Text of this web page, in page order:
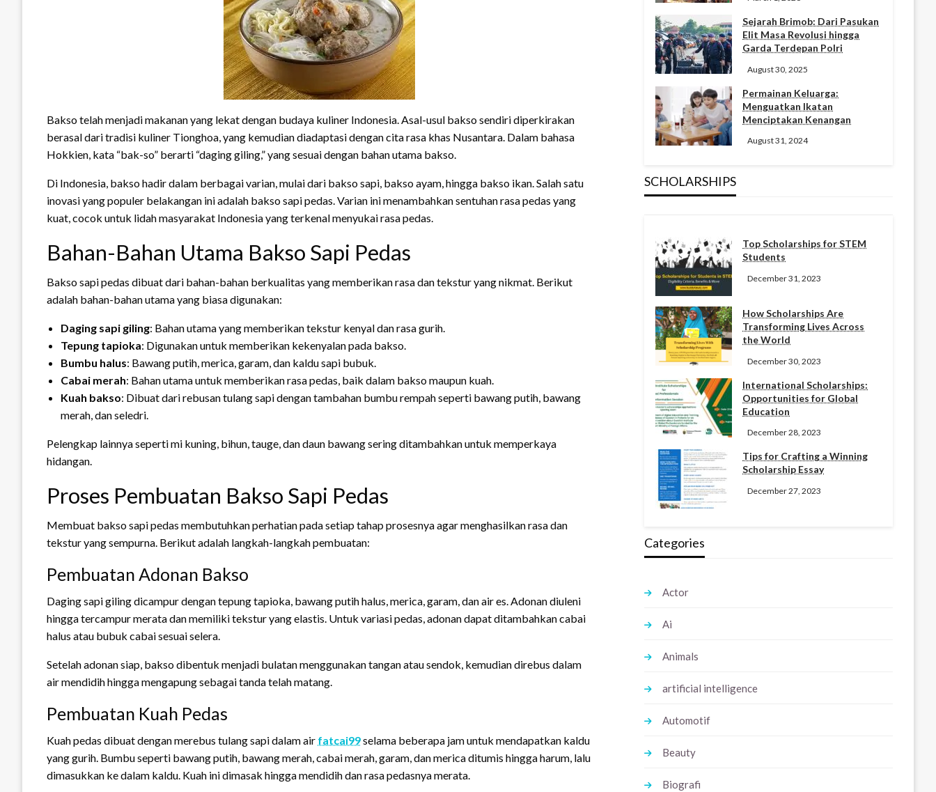
Bakso telah menjadi makanan yang lekat dengan budaya kuliner Indonesia. Asal-usul bakso sendiri diperkirakan
berasal dari tradisi kuliner Tionghoa, yang kemudian diadaptasi dengan cita rasa khas Nusantara. Dalam bahasa
Hokkien, kata “bak-so” berarti “daging giling,” yang sesuai dengan bahan utama bakso.
Di Indonesia, bakso hadir dalam berbagai varian, mulai dari bakso sapi, bakso ayam, hingga bakso ikan. Salah satu
inovasi yang populer belakangan ini adalah bakso sapi pedas. Varian ini menambahkan sentuhan rasa pedas yang
kuat, cocok untuk lidah masyarakat Indonesia yang terkenal menyukai rasa pedas.
Bahan-Bahan Utama Bakso Sapi Pedas
Bakso sapi pedas dibuat dari bahan-bahan berkualitas yang memberikan rasa dan tekstur yang nikmat. Berikut
adalah bahan-bahan utama yang biasa digunakan:
Daging sapi giling: Bahan utama yang memberikan tekstur kenyal dan rasa gurih.
Tepung tapioka: Digunakan untuk memberikan kekenyalan pada bakso.
Bumbu halus: Bawang putih, merica, garam, dan kaldu sapi bubuk.
Cabai merah: Bahan utama untuk memberikan rasa pedas, baik dalam bakso maupun kuah.
Kuah bakso: Dibuat dari rebusan tulang sapi dengan tambahan bumbu rempah seperti bawang putih, bawang
merah, dan seledri.
Pelengkap lainnya seperti mi kuning, bihun, tauge, dan daun bawang sering ditambahkan untuk memperkaya
hidangan.
Proses Pembuatan Bakso Sapi Pedas
Membuat bakso sapi pedas membutuhkan perhatian pada setiap tahap prosesnya agar menghasilkan rasa dan
tekstur yang sempurna. Berikut adalah langkah-langkah pembuatan:
Pembuatan Adonan Bakso
Daging sapi giling dicampur dengan tepung tapioka, bawang putih halus, merica, garam, dan air es. Adonan diuleni
hingga tercampur merata dan memiliki tekstur yang elastis. Untuk variasi pedas, adonan dapat ditambahkan cabai
halus atau bubuk cabai sesuai selera.
Setelah adonan siap, bakso dibentuk menjadi bulatan menggunakan tangan atau sendok, kemudian direbus dalam
air mendidih hingga mengapung sebagai tanda telah matang.
Pembuatan Kuah Pedas
Kuah pedas dibuat dengan merebus tulang sapi dalam air fatcai99selama beberapa jam untuk mendapatkan kaldu
yang gurih. Bumbu seperti bawang putih, bawang merah, cabai merah, garam, dan merica ditumis hingga harum, lalu
dimasukkan ke dalam kaldu. Kuah ini dimasak hingga mendidih dan rasa pedasnya merata.
Sejarah Brimob: Dari Pasukan
Elit Masa Revolusi hingga
Garda Terdepan Polri
August 30, 2025
Permainan Keluarga:
Menguatkan Ikatan
Menciptakan Kenangan
August 31, 2024
SCHOLARSHIPS
Top Scholarships for STEM
Students
December 31, 2023
How Scholarships Are
Transforming Lives Across
the World
December 30, 2023
International Scholarships:
Opportunities for Global
Education
December 28, 2023
Tips for Crafting a Winning
Scholarship Essay
December 27, 2023
Categories
Actor
Ai
Animals
artificial intelligence
Automotif
Beauty
Biografi